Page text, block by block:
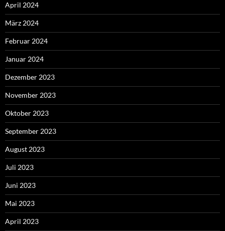
April 2024
März 2024
Februar 2024
Januar 2024
Dezember 2023
November 2023
Oktober 2023
September 2023
August 2023
Juli 2023
Juni 2023
Mai 2023
April 2023